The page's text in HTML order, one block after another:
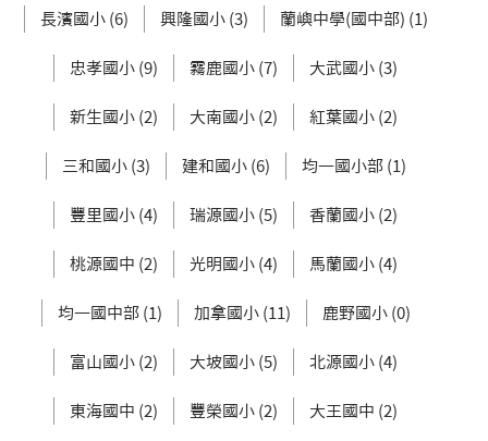
長濱國小 (6) 興隆國小 (3) 蘭嶼中學(國中部) (1)
忠孝國小 (9) 霧鹿國小 (7) 大武國小 (3)
新生國小 (2) 大南國小 (2) 紅葉國小 (2)
三和國小 (3) 建和國小 (6) 均一國小部 (1)
豐里國小 (4) 瑞源國小 (5) 香蘭國小 (2)
桃源國中 (2) 光明國小 (4) 馬蘭國小 (4)
均一國中部 (1) 加拿國小 (11) 鹿野國小 (0)
富山國小 (2) 大坡國小 (5) 北源國小 (4)
東海國中 (2) 豐榮國小 (2) 大王國中 (2)